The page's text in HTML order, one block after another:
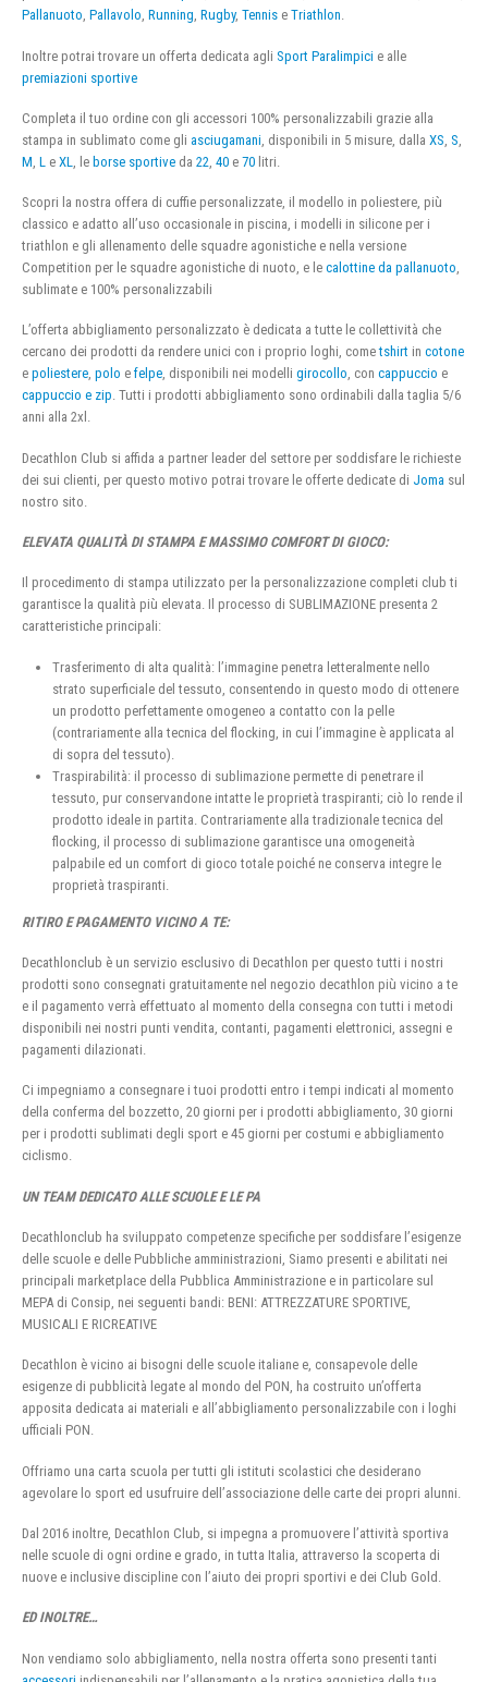
Pallanuoto, Pallavolo, Running, Rugby, Tennis e Triathlon.
Inoltre potrai trovare un offerta dedicata agli Sport Paralimpici e alle
premiazioni sportive
Completa il tuo ordine con gli accessori 100% personalizzabili grazie alla
stampa in sublimato come gli asciugamani , disponibili in 5 misure, dalla XS S
M L e XL , le borse sportive da 22 40 e 70 litri.
Scopri la nostra offera di cuffie personalizzate, il modello in poliestere, più
classico e adatto all’uso occasionale in piscina, i modelli in silicone per i
triathlon e gli allenamento delle squadre agonistiche e nella versione
Competition per le squadre agonistiche di nuoto, e le calottine da pallanuoto,
sublimate e 100% personalizzabili
L’offerta abbigliamento personalizzato è dedicata a tutte le collettività che
cercano dei prodotti da rendere unici con i proprio loghi, cometshirt in cotone
e poliestere, polo e felpe, disponibili nei modelli girocollo, con cappuccio e
cappuccio e zip. Tutti i prodotti abbigliamento sono ordinabili dalla taglia 5/6
anni alla 2xl.
Decathlon Club si affida a partner leader del settore per soddisfare le richieste
dei sui clienti, per questo motivo potrai trovare le offerte dedicate di Joma sul
nostro sito.
ELEVATA QUALITÀ DI STAMPA E MASSIMO COMFORT DI GIOCO:
Il procedimento di stampa utilizzato per la personalizzazione completi club ti
garantisce la qualità più elevata. Il processo di SUBLIMAZIONE presenta 2
caratteristiche principali:
Trasferimento di alta qualità: l’immagine penetra letteralmente nello
strato superficiale del tessuto, consentendo in questo modo di ottenere
un prodotto perfettamente omogeneo a contatto con la pelle
(contrariamente alla tecnica del flocking, in cui l’immagine è applicata al
di sopra del tessuto).
Traspirabilità: il processo di sublimazione permette di penetrare il
tessuto, pur conservandone intatte le proprietà traspiranti; ciò lo rende il
prodotto ideale in partita. Contrariamente alla tradizionale tecnica del
flocking, il processo di sublimazione garantisce una omogeneità
palpabile ed un comfort di gioco totale poiché ne conserva integre le
proprietà traspiranti.
RITIRO E PAGAMENTO VICINO A TE:
Decathlonclub è un servizio esclusivo di Decathlon per questo tutti i nostri
prodotti sono consegnati gratuitamente nel negozio decathlon più vicino a te
e il pagamento verrà effettuato al momento della consegna con tutti i metodi
disponibili nei nostri punti vendita, contanti, pagamenti elettronici, assegni e
pagamenti dilazionati.
Ci impegniamo a consegnare i tuoi prodotti entro i tempi indicati al momento
della conferma del bozzetto, 20 giorni per i prodotti abbigliamento, 30 giorni
per i prodotti sublimati degli sport e 45 giorni per costumi e abbigliamento
ciclismo.
UN TEAM DEDICATO ALLE SCUOLE E LE PA
Decathlonclub ha sviluppato competenze specifiche per soddisfare l’esigenze
delle scuole e delle Pubbliche amministrazioni, Siamo presenti e abilitati nei
principali marketplace della Pubblica Amministrazione e in particolare sul
MEPA di Consip, nei seguenti bandi: BENI: ATTREZZATURE SPORTIVE,
MUSICALI E RICREATIVE
Decathlon è vicino ai bisogni delle scuole italiane e, consapevole delle
esigenze di pubblicità legate al mondo del PON, ha costruito un’offerta
apposita dedicata ai materiali e all’abbigliamento personalizzabile con i loghi
ufficiali PON.
Offriamo una carta scuola per tutti gli istituti scolastici che desiderano
agevolare lo sport ed usufruire dell’associazione delle carte dei propri alunni.
Dal 2016 inoltre, Decathlon Club, si impegna a promuovere l’attività sportiva
nelle scuole di ogni ordine e grado, in tutta Italia, attraverso la scoperta di
nuove e inclusive discipline con l’aiuto dei propri sportivi e dei Club Gold.
ED INOLTRE…
Non vendiamo solo abbigliamento, nella nostra offerta sono presenti tanti